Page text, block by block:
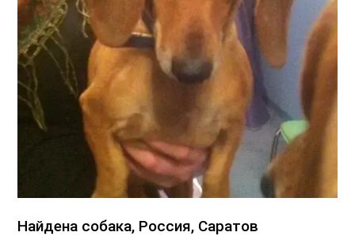
Найдена собака, Россия, Саратов